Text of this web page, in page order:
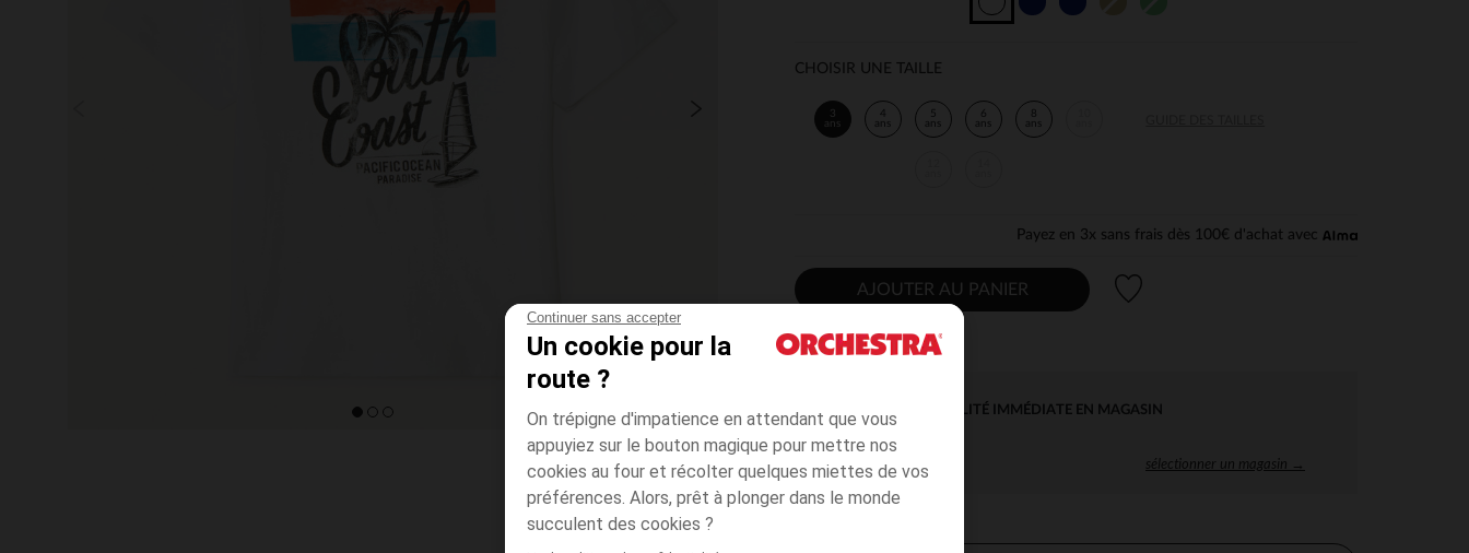
Continuer sans accepter
Un cookie pour la
route ?
On trépigne d'impatience en attendant que vous
appuyiez sur le bouton magique pour mettre nos
cookies au four et récolter quelques miettes de vos
préférences. Alors, prêt à plonger dans le monde
succulent des cookies ?
CHOISIR UNE TAILLE
3
ans
4
ans
5
ans
6
ans
8
ans
Payez en 3x sans frais dès 100€ d'achat avec
AJOUTER AU PANIER
DISPONIBILITÉ IMMÉDIATE EN MAGASIN
sélectionner un magasin →